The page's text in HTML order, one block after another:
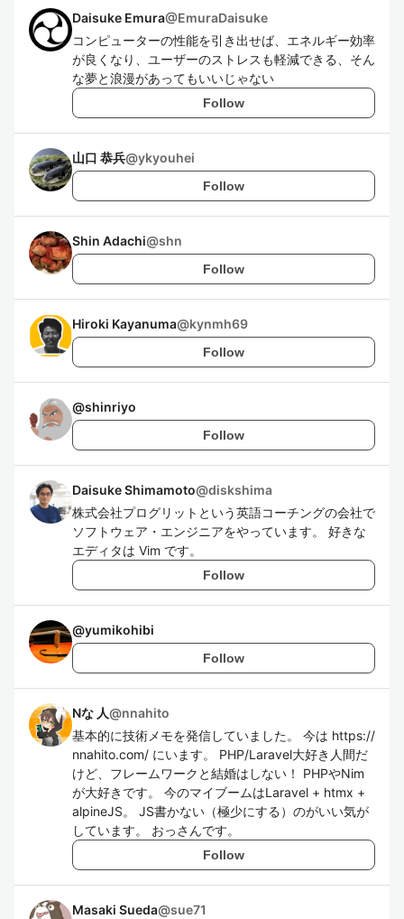
Daisuke Emura@EmuraDaisuke
コンピューターの性能を引き出せば、エネルギー効率
が良くなり、ユーザーのストレスも軽減できる、そん
な夢と浪漫があってもいいじゃない
Follow
山口 恭兵@ykyouhei
Follow
Shin Adachi@shn
Follow
Hiroki Kayanuma@kynmh69
Follow
@shinriyo
Follow
Daisuke Shimamoto@diskshima
株式会社プログリットという英語コーチングの会社で
ソフトウェア・エンジニアをやっています。 好きな
エディタは Vim です。
Follow
@yumikohibi
Follow
Nな 人@nnahito
基本的に技術メモを発信していました。 今は https://
nnahito.com/ にいます。 PHP/Laravel大好き人間だ
けど、フレームワークと結婚はしない！ PHPやNim
が大好きです。 今のマイブームはLaravel + htmx +
alpineJS。 JS書かない（極少にする）のがいい気が
しています。 おっさんです。
Follow
Masaki Sueda@sue71